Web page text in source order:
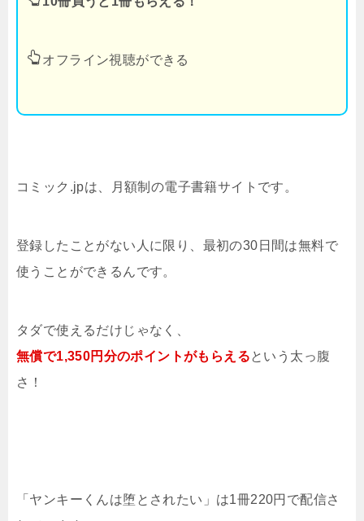
オフライン視聴ができる
コミック.jpは、月額制の電子書籍サイトです。
登録したことがない人に限り、最初の30日間は無料で
使うことができるんです。
タダで使えるだけじゃなく、
無償で1,350円分のポイントがもらえるという太っ腹
さ！
「ヤンキーくんは堕とされたい」は1冊220円で配信さ